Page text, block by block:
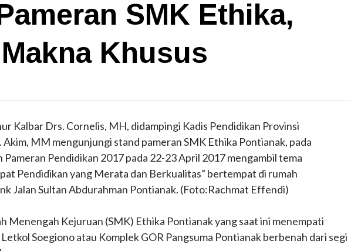
SMK Ethika,
Khusus
Kalbar Drs. Cornelis, MH, didampingi Kadis Pendidikan Provinsi
Akim, MM mengunjungi stand pameran SMK Ethika Pontianak, pada
Pameran Pendidikan 2017 pada 22-23 April 2017 mengambil tema
Pendidikan yang Merata dan Berkualitas” bertempat di rumah
Jalan Sultan Abdurahman Pontianak. (Foto:Rachmat Effendi)
Menengah Kejuruan (SMK) Ethika Pontianak yang saat ini menempati
Soegiono atau Komplek GOR Pangsuma Pontianak berbenah dari segi